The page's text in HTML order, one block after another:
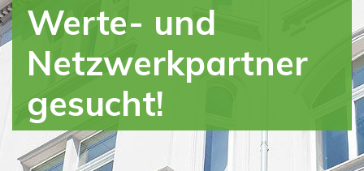
Werte- und
Netzwerkpartner
gesucht!